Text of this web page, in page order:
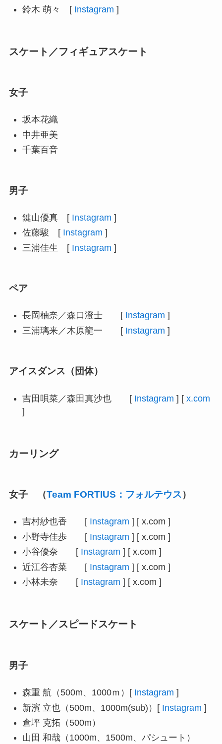
鈴木 萌々 [ Instagram ]
スケート／フィギュアスケート
女子
坂本花織
中井亜美
千葉百音
男子
鍵山優真 [ Instagram ]
佐藤駿 [ Instagram ]
三浦佳生 [ Instagram ]
ペア
長岡柚奈／森口澄士 [ Instagram ]
三浦璃来／木原龍一 [ Instagram ]
アイスダンス（団体）
吉田唄菜／森田真沙也 [ Instagram ] [x.com
]
カーリング
女子 （Team FORTIUS：フォルテウス）
吉村紗也香 [ Instagram ] [ x.com ]
小野寺佳歩 [Instagram ] [ x.com ]
小谷優奈 [Instagram ] [ x.com ]
近江谷杏菜 [ Instagram ] [ x.com ]
小林未奈 [ Instagram ] [ x.com ]
スケート／スピードスケート
男子
森重 航（500m、1000ｍ）[Instagram ]
新濱 立也（500m、1000m(sub)）[ Instagram ]
倉坪 克拓（500m）
山田 和哉（1000m、1500m、パシュート）